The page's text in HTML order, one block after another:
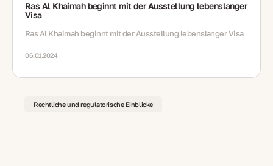
Ras Al Khaimah beginnt mit der Ausstellung lebenslanger
Visa
Ras Al Khaimah beginnt mit der Ausstellung lebenslanger Visa
06.01.2024
Rechtliche und regulatorische Einblicke